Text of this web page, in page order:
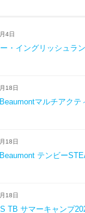
4日
・イングリッシュラ
18日
マルチアクテ
18日
テンビー
18日
TB サマーキャンプ